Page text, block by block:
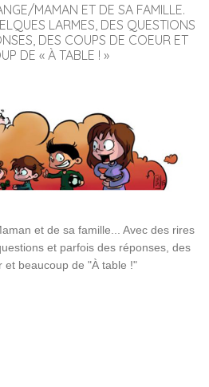
MAMAN ET DE SA FAMILLE.
LARMES, DES QUESTIONS
DES COUPS DE COEUR ET
DE « À TABLE ! »
et de sa famille... Avec des rires
et parfois des réponses, des
et beaucoup de "À table !"